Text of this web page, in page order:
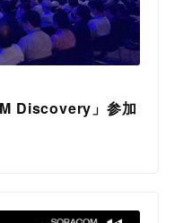
Discovery」参加